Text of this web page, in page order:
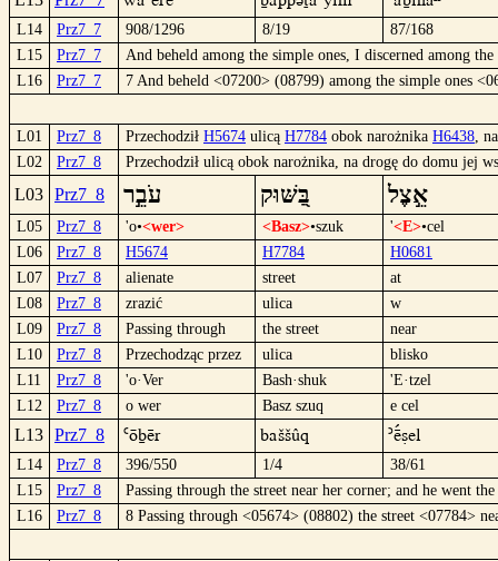
L14 Prz7_7 908/1296 8/19
87/168
L15
Prz7_7
And beheld among the simple ones, I discerned among
L16
Prz7_7 7 And beheld <07200> (08799) among the simple ones
L01 Prz7_8 Przechodził H5674 ulicą H7784 obok narożnika H6438,
L02
Prz7_8 Przechodził ulicą obok narożnika, na drogę do domu jej
L03 Prz7_8 עֹבֵ֣ר בַּ֭שּׁוּק אֵ֣צֶל
L05 Prz7_8 'o•<wer> <Basz>•szuk '<E>•cel
L06
Prz7_8 H5674 H7784
H0681
L07
Prz7_8 alienate street
at
L08
Prz7_8 zrazić ulica
w
L09
Prz7_8 Passing through the street
near
L10
Prz7_8 Przechodząc przez ulica
blisko
L11
Prz7_8 'o·Ver Bash·shuk
'E·tzel
L12
Prz7_8 o wer Basz szuq e cel
L13 Prz7_8 `öbër Baššûq ´ëºcel
L14 Prz7_8 396/550 1/4
38/61
L15
Prz7_8
Passing through the street near her corner; and he went
L16
Prz7_8 8 Passing through <05674> (08802) the street <07784>